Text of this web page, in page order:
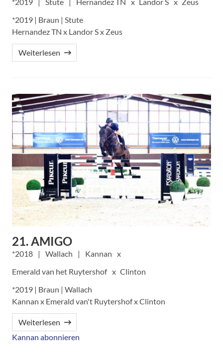
*2019 | Braun | Stute
Hernandez TN x Landor S x Zeus
Weiterlesen
21. AMIGO
2018 Wallach
Kannan
Emerald van het Ruytershof
Clinton
*2019 | Braun | Wallach
Kannan x Emerald van't Ruytershof x Clinton
Weiterlesen
Kannan abonnieren